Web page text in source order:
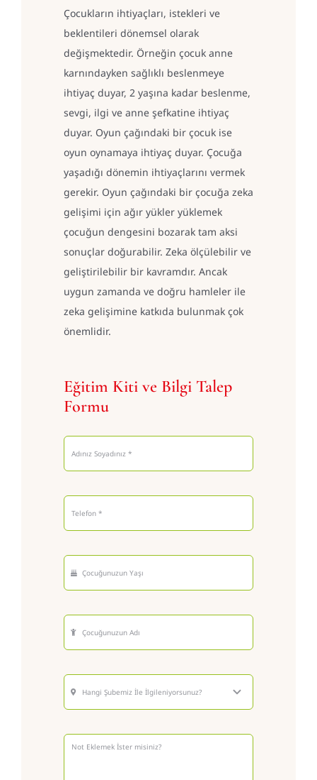
Çocukların ihtiyaçları, istekleri ve
beklentileri dönemsel olarak
değişmektedir. Örneğin çocuk anne
karnındayken sağlıklı beslenmeye
ihtiyaç duyar, 2 yaşına kadar beslenme,
sevgi, ilgi ve anne şefkatine ihtiyaç
duyar. Oyun çağındaki bir çocuk ise
oyun oynamaya ihtiyaç duyar. Çocuğa
yaşadığı dönemin ihtiyaçlarını vermek
gerekir. Oyun çağındaki bir çocuğa zeka
gelişimi için ağır yükler yüklemek
çocuğun dengesini bozarak tam aksi
sonuçlar doğurabilir. Zeka ölçülebilir ve
geliştirilebilir bir kavramdır. Ancak
uygun zamanda ve doğru hamleler ile
zeka gelişimine katkıda bulunmak çok
önemlidir.
Eğitim Kiti ve Bilgi Talep
Formu